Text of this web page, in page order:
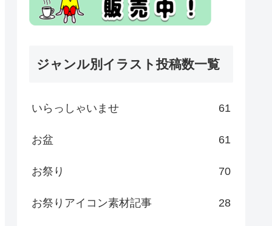
ジャンル別イラスト投稿数一覧
いらっしゃいませ 61
お盆 61
お祭り 70
お祭りアイコン素材記事 28